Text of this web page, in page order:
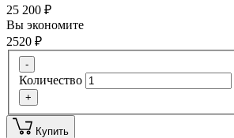
25 200 ₽
Вы экономите
2520 ₽
-
Количество
+
Купить